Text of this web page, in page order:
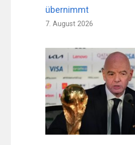
übernimmt
7. August 2026